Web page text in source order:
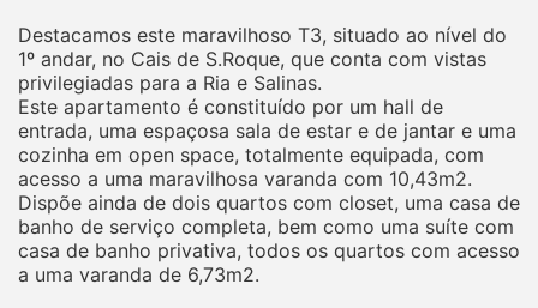
Destacamos este maravilhoso T3, situado ao nível do
1º andar, no Cais de S.Roque, que conta com vistas
privilegiadas para a Ria e Salinas.
Este apartamento é constituído por um hall de
entrada, uma espaçosa sala de estar e de jantar e uma
cozinha em open space, totalmente equipada, com
acesso a uma maravilhosa varanda com 10,43m2.
Dispõe ainda de dois quartos com closet, uma casa de
banho de serviço completa, bem como uma suíte com
casa de banho privativa, todos os quartos com acesso
a uma varanda de 6,73m2.